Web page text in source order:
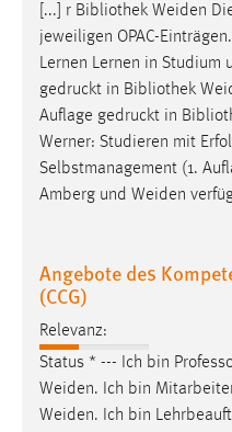
[...] r Bibliothek Weiden
jeweiligen OPAC-
Lernen Lernen in Studium
gedruckt in Bibliothek
Auflage gedruckt in
Werner: Studieren mit
Selbstmanagement (1.
Amberg und Weiden
Angebote des
(CCG)
Relevanz:
Status * --- Ich bin
Weiden. Ich bin
Weiden. Ich bin
Cookie Laufzeit:
Max. 13 Monate
MARKETING
Sie tun dies, indem sie
hinweg verfolgen.
Google Ads
Name:
_gcl_au